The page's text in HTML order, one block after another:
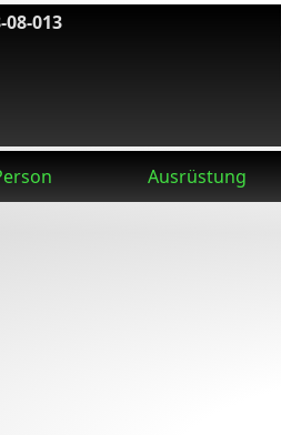
013
Ausrüstung